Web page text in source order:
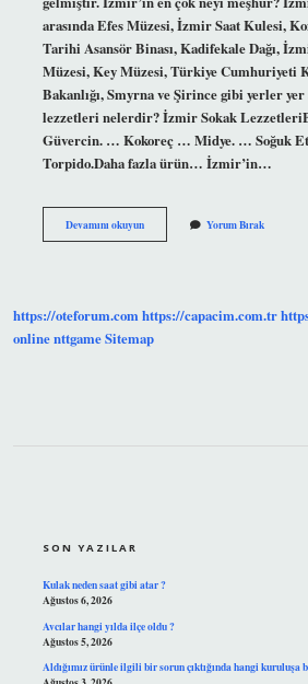
arasında Efes Müzesi, İzmir Saat Kulesi,
Tarihi Asansör Binası, Kadifekale Dağı,
Müzesi, Key Müzesi, Türkiye Cumhuriyeti
Bakanlığı, Smyrna ve Şirince gibi yerler
lezzetleri nelerdir? İzmir Sokak
Güvercin. … Kokoreç … Midye. … Soğuk
Torpido.Daha fazla ürün… İzmir’in…
Devamını okuyunIzmirin
Yiyeceği
Yorum Bırak
https://oteforum.comhttps://capacim.com.tr
onlinenttgameSitemap
SON YAZILAR
Kulak neden saat gibi atar ?
Ağustos 6, 2026
Avcılar hangi yılda ilçe oldu ?
Ağustos 5, 2026
Aldığımız ürünle ilgili bir sorun çıktığında hangi kuruluşa